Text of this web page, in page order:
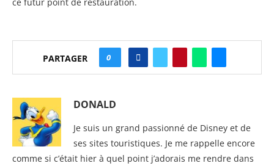
PARTAGER 0
DONALD
Je suis un grand passionné de Disney et de
ses sites touristiques. Je me rappelle encore
comme si c’était hier à quel point j’adorais me rendre dans